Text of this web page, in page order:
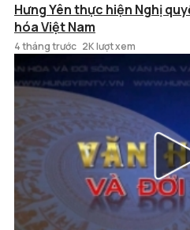
Hưng Yên thực hiện Nghị
hóa Việt Nam
4 tháng trước 2K lượt xem